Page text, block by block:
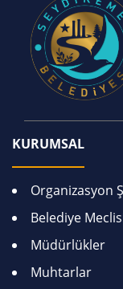
KURUMSAL
Organizasyon
Belediye
Müdürlükler
Muhtarlar